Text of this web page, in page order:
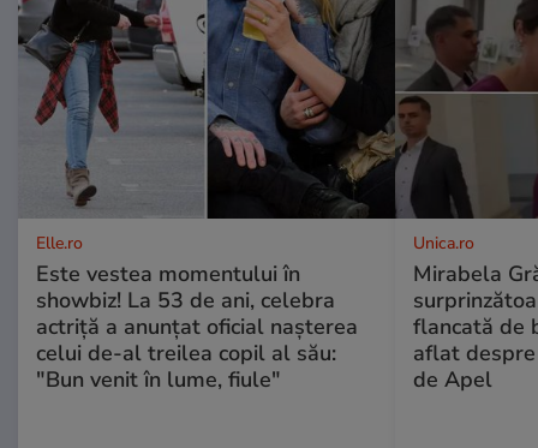
Elle.ro
Este vestea momentului în
showbiz! La 53 de ani, celebra
actriță a anunțat oficial nașterea
celui de-al treilea copil al său:
"Bun venit în lume, fiule"
Unica.ro
Mirabela
flancată de
aflat
de Apel